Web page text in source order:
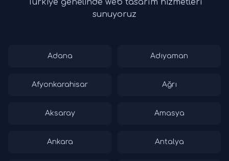
Türkiye genelinde web tasarım hizmetleri
sunuyoruz
Adana Adıyaman
Afyonkarahisar Ağrı
Aksaray Amasya
Ankara Antalya